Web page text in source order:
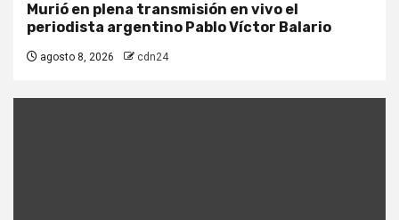
Murió en plena transmisión en vivo el
periodista argentino Pablo Víctor Balario
agosto 8, 2026 cdn24